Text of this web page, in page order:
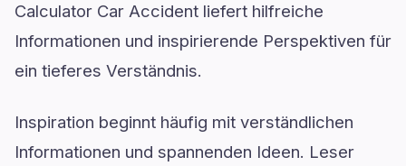
Calculator Car Accident liefert hilfreiche
Informationen und inspirierende Perspektiven für
ein tieferes Verständnis.
Inspiration beginnt häufig mit verständlichen
Informationen und spannenden Ideen. Leser